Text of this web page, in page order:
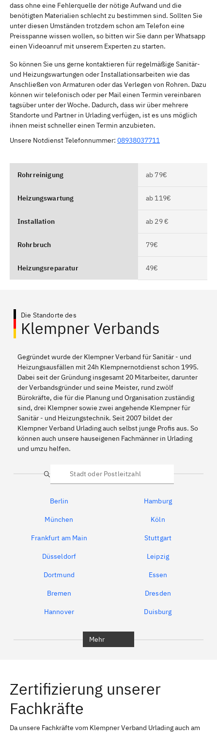
dass ohne eine Fehlerquelle der nötige Aufwand und die
benötigten Materialien schlecht zu bestimmen sind. Sollten Sie
unter diesen Umständen trotzdem schon am Telefon eine
Preisspanne wissen wollen, so bitten wir Sie dann per Whatsapp
einen Videoanruf mit unserem Experten zu starten.
So können Sie uns gerne kontaktieren für regelmäßige Sanitär-
und Heizungswartungen oder Installationsarbeiten wie das
Anschließen von Armaturen oder das Verlegen von Rohren. Dazu
können wir telefonisch oder per Mail einen Termin vereinbaren
tagsüber unter der Woche. Dadurch, dass wir über mehrere
Standorte und Partner in Urlading verfügen, ist es uns möglich
ihnen meist schneller einen Termin anzubieten.
Unsere Notdienst Telefonnummer: 08938037711
Rohrreinigung ab 79€
Heizungswartung ab 119€
Installation ab 29 €
Rohrbruch 79€
Heizungsreparatur 49€
Die Standorte des
Klempner Verbands
Gegründet wurde der Klempner Verband für Sanitär - und
Heizungsausfällen mit 24h Klempnernotdienst schon 1995.
Dabei seit der Gründung insgesamt 20 Mitarbeiter, darunter
der Verbandsgründer und seine Meister, rund zwölf
Bürokräfte, die für die Planung und Organisation zuständig
sind, drei Klempner sowie zwei angehende Klempner für
Sanitär - und Heizungstechnik. Seit 2007 bildet der
Klempner Verband Urlading auch selbst junge Profis aus. So
können auch unsere hauseigenen Fachmänner in Urlading
und umzu helfen.
Suche
Berlin Hamburg
München Köln
Frankfurt am Main Stuttgart
Düsseldorf Leipzig
Dortmund Essen
Bremen Dresden
Hannover Duisburg
Erlangen Bamberg
Bayreuth
Mehr
Zertifizierung unserer
Fachkräfte
Da unsere Fachkräfte vom Klempner Verband Urlading auch am